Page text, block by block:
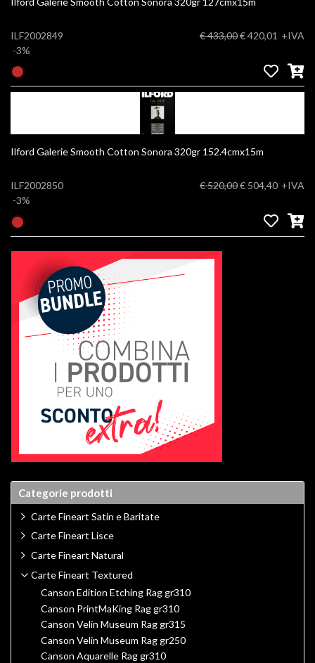
ILF2002849
-3%
€ 433,00€ 420,01 +IVA
Ilford Galerie Smooth Cotton Sonora 320gr 152.4cmx15m
ILF2002850
-3%
€ 520,00€ 504,40 +IVA
Categorie prodotti
Carte Fineart Satin e Baritate
Carte Fineart Lisce
Carte Fineart Natural
Carte Fineart Textured
Canson Edition Etching Rag gr310
Canson PrintMaKing Rag gr310
Canson Velin Museum Rag gr315
Canson Velin Museum Rag gr250
Canson Aquarelle Rag gr310